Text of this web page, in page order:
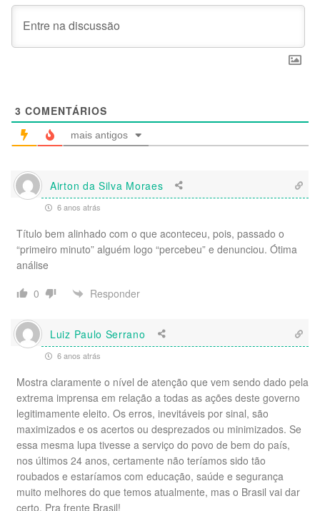
3 COMENTÁRIOS
mais antigos
Airton da Silva Moraes
6 anos atrás
Título bem alinhado com o que aconteceu, pois, passado o
“primeiro minuto” alguém logo “percebeu” e denunciou. Ótima
análise
0
Responder
Luiz Paulo Serrano
6 anos atrás
Mostra claramente o nível de atenção que vem sendo dado pela
extrema imprensa em relação a todas as ações deste governo
legitimamente eleito. Os erros, inevitáveis por sinal, são
maximizados e os acertos ou desprezados ou minimizados. Se
essa mesma lupa tivesse a serviço do povo de bem do país,
nos últimos 24 anos, certamente não teríamos sido tão
roubados e estaríamos com educação, saúde e segurança
muito melhores do que temos atualmente, mas o Brasil vai dar
certo. Pra frente Brasil!